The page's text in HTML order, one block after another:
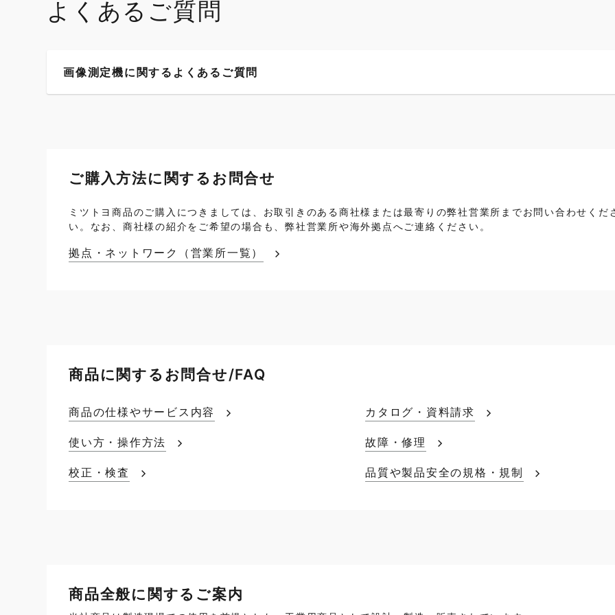
よくあるご質問
画像測定機に関するよくあるご質問
ご購入方法に関するお問合せ
ミツトヨ商品のご購入につきましては、お取引きのある商社様または最寄りの弊社営業所までお問い合わせくだ
い。なお、商社様の紹介をご希望の場合も、弊社営業所や海外拠点へご連絡ください。
拠点・ネットワーク（営業所一覧）
商品に関するお問合せ/FAQ
商品の仕様やサービス内容
使い方・操作方法
校正・検査
カタログ・資料請求
故障・修理
品質や製品安全の規格・規制
商品全般に関するご案内